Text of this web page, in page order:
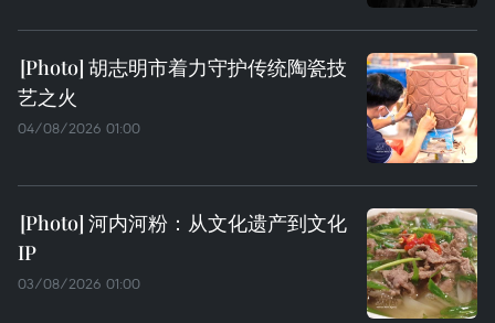
胡志明市着力守护传统陶瓷技
艺之火
04/08/2026 01:00
河内河粉：从文化遗产到文化
IP
03/08/2026 01:00